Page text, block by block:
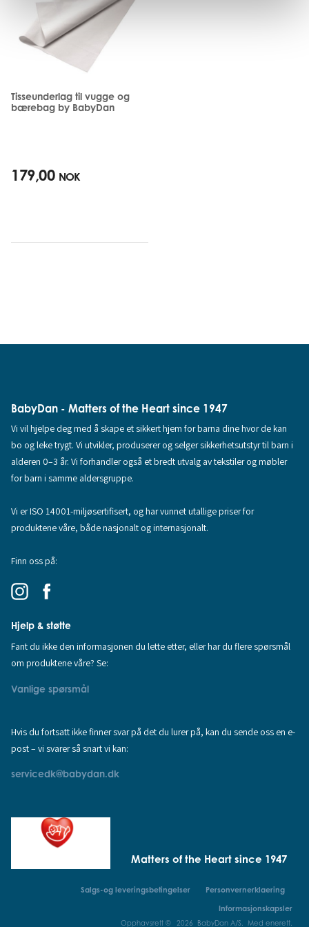
Tisseunderlag til vugge og
bærebag by BabyDan
179,00 NOK
BabyDan - Matters of the Heart since 1947
Vi vil hjelpe deg med å skape et sikkert hjem for barna dine hvor de kan
bo og leke trygt. Vi utvikler, produserer og selger sikkerhetsutstyr til barn i
alderen 0–3 år. Vi forhandler også et bredt utvalg av tekstiler og møbler
for barn i samme aldersgruppe.
Vi er ISO 14001-miljøsertifisert, og har vunnet utallige priser for
produktene våre, både nasjonalt og internasjonalt.
Finn oss på:
Hjelp & støtte
Fant du ikke den informasjonen du lette etter, eller har du flere spørsmål
om produktene våre? Se:
Vanlige spørsmål
Hvis du fortsatt ikke finner svar på det du lurer på, kan du sende oss en e-
post – vi svarer så snart vi kan:
servicedk@babydan.dk
Matters of the Heart since 1947
Salgs-og leveringsbetingelser
Personvernerklaering
Informasjonskapsler
Opphavsrett © 2026 BabyDan A/S. Med enerett.